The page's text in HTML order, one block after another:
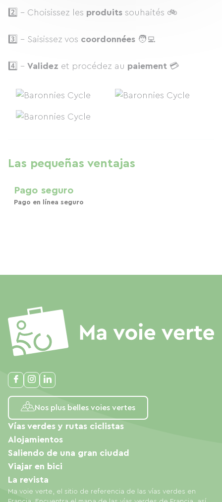
2️⃣ - Choisissez les produits souhaités 🚲
3️⃣ - Saisissez vos coordonnées 🧑‍💻
4️⃣ - Validez et procédez au paiement 💳
Las pequeñas ventajas
Pago seguro
Pago en línea seguro
Nos plus belles voies vertes
Ma voie verte, el sitio de referencia de las vías verdes en
Vías verdes y rutas ciclistas
Alojamientos
Saliendo de una gran ciudad
Viajar en bici
La revista